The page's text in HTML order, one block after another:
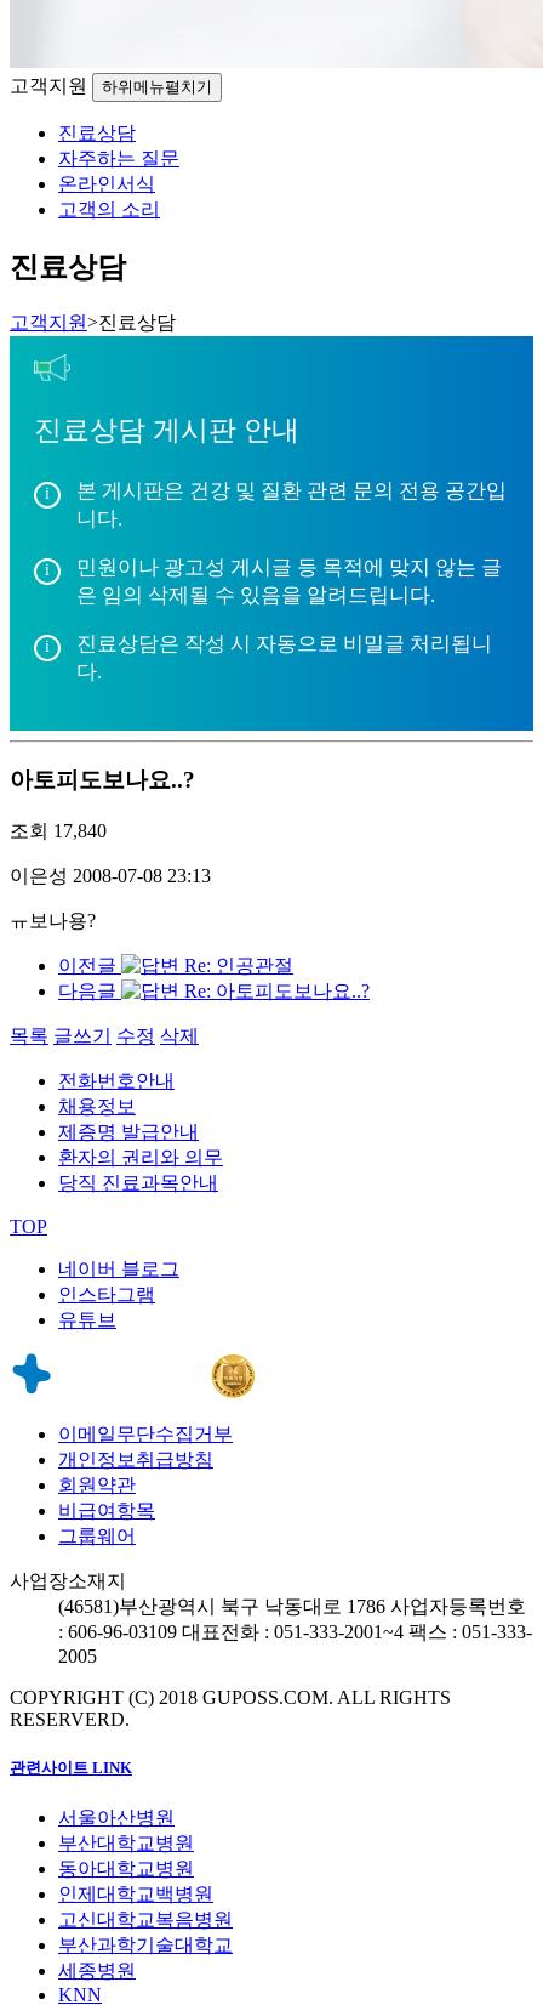
고객지원 하위메뉴펼치기
진료상담
자주하는 질문
온라인서식
고객의 소리
진료상담
고객지원>진료상담
진료상담 게시판 안내
본 게시판은 건강 및 질환 관련 문의 전용 공간입
니다.
민원이나 광고성 게시글 등 목적에 맞지 않는 글
은 임의 삭제될 수 있음을 알려드립니다.
진료상담은 작성 시 자동으로 비밀글 처리됩니
다.
아토피도보나요..?
조회 17,840
이은성 2008-07-08 23:13
ㅠ보나용?
이전글
Re: 인공관절
다음글
Re: 아토피도보나요..?
목록 글쓰기 수정 삭제
전화번호안내
채용정보
제증명 발급안내
환자의 권리와 의무
당직 진료과목안내
TOP
네이버 블로그
인스타그램
유튜브
이메일무단수집거부
개인정보취급방침
회원약관
비급여항목
그룹웨어
사업장소재지
(46581)부산광역시 북구 낙동대로 1786 사업자등록번호
: 606-96-03109 대표전화 : 051-333-2001~4 팩스 : 051-333-
2005
COPYRIGHT (C) 2018 GUPOSS.COM. ALL RIGHTS
RESERVERD.
관련사이트 LINK
서울아산병원
부산대학교병원
동아대학교병원
인제대학교백병원
고신대학교복음병원
부산과학기술대학교
세종병원
KNN